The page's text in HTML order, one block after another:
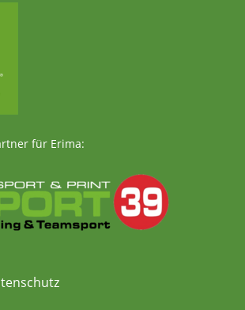
für Erima: